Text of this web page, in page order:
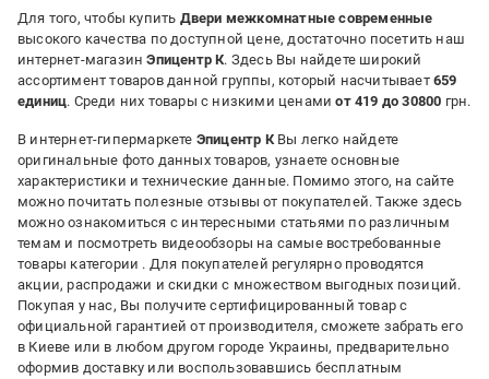
Для того, чтобы купить Двери межкомнатные современные
высокого качества по доступной цене, достаточно посетить наш
интернет-магазинЭпицентр К. Здесь Вы найдете широкий
ассортимент товаров данной группы, который насчитывает659
единиц. Среди них товары с низкими ценамиот 419 до 30800 грн.
В интернет-гипермаркете Эпицентр КВы легко найдете
оригинальные фото данных товаров, узнаете основные
характеристики и технические данные. Помимо этого, на сайте
можно почитать полезные отзывы от покупателей. Также здесь
можно ознакомиться с интересными статьями по различным
темам и посмотреть видеообзоры на самые востребованные
товары категории . Для покупателей регулярно проводятся
акции, распродажи и скидки с множеством выгодных позиций.
Покупая у нас, Вы получите сертифицированный товар с
официальной гарантией от производителя, сможете забрать его
в Киеве или в любом другом городе Украины, предварительно
оформив доставку или воспользовавшись бесплатным